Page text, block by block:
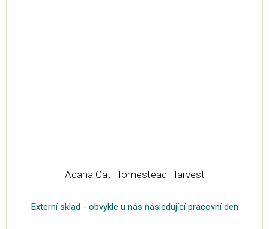
Acana Cat Homestead Harvest
Externí sklad - obvykle u nás následující pracovní den